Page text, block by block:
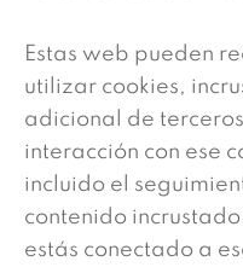
Estas web pueden
utilizar cookies,
adicional de
interacción con ese
incluido el
contenido
estás conectado a